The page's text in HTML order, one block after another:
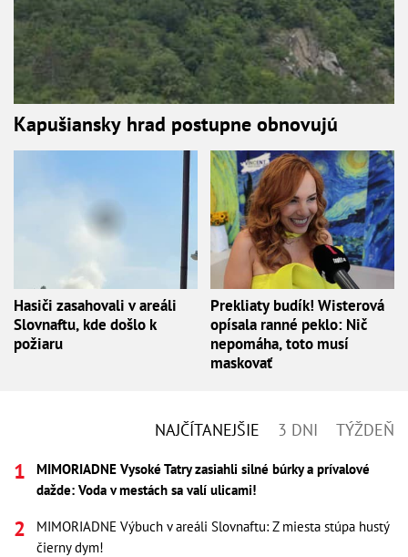
Kapušiansky hrad postupne obnovujú
Hasiči zasahovali v areáli
Slovnaftu, kde došlo k
požiaru
Prekliaty budík! Wisterová
opísala ranné peklo: Nič
nepomáha, toto musí
maskovať
NAJČÍTANEJŠIE 3 DNI TÝŽDEŇ
MIMORIADNE Vysoké Tatry zasiahli silné búrky a prívalové
dažde: Voda v mestách sa valí ulicami!
MIMORIADNE Výbuch v areáli Slovnaftu: Z miesta stúpa hustý
čierny dym!